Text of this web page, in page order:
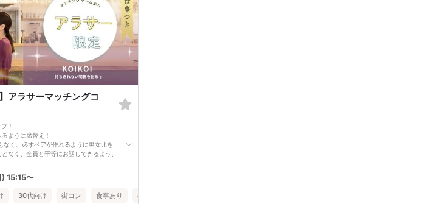
回席替えをしながらじっくり話せます。
もお楽しみください。
を予定しています。
の進行具合により変更となる場合がござ
時間13:20～13:45)
ード店
題（ラストオーダーは30分前）
ークビジネスなどに加入していない方
お願いいたします。
アラサーマッチングコ
！
ように席替え！
く、必ずペアが作れるように男女比を
なく、全員と平等にお話しできるよう、
ート！
がスタート！「何を話そう…」と悩むこ
ます。
マッチングゲーム開催！
15:15〜
30代向け 街コン 食事あり 福島県